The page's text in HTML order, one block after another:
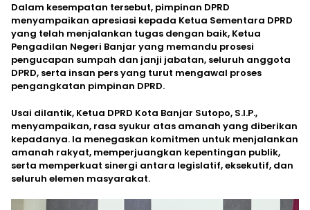
Dalam kesempatan tersebut, pimpinan DPRD
menyampaikan apresiasi kepada Ketua Sementara DPRD
yang telah menjalankan tugas dengan baik, Ketua
Pengadilan Negeri Banjar yang memandu prosesi
pengucapan sumpah dan janji jabatan, seluruh anggota
DPRD, serta insan pers yang turut mengawal proses
pengangkatan pimpinan DPRD.
Usai dilantik, Ketua DPRD Kota Banjar Sutopo, S.I.P.,
menyampaikan, rasa syukur atas amanah yang diberikan
kepadanya. Ia menegaskan komitmen untuk menjalankan
amanah rakyat, memperjuangkan kepentingan publik,
serta memperkuat sinergi antara legislatif, eksekutif, dan
seluruh elemen masyarakat.